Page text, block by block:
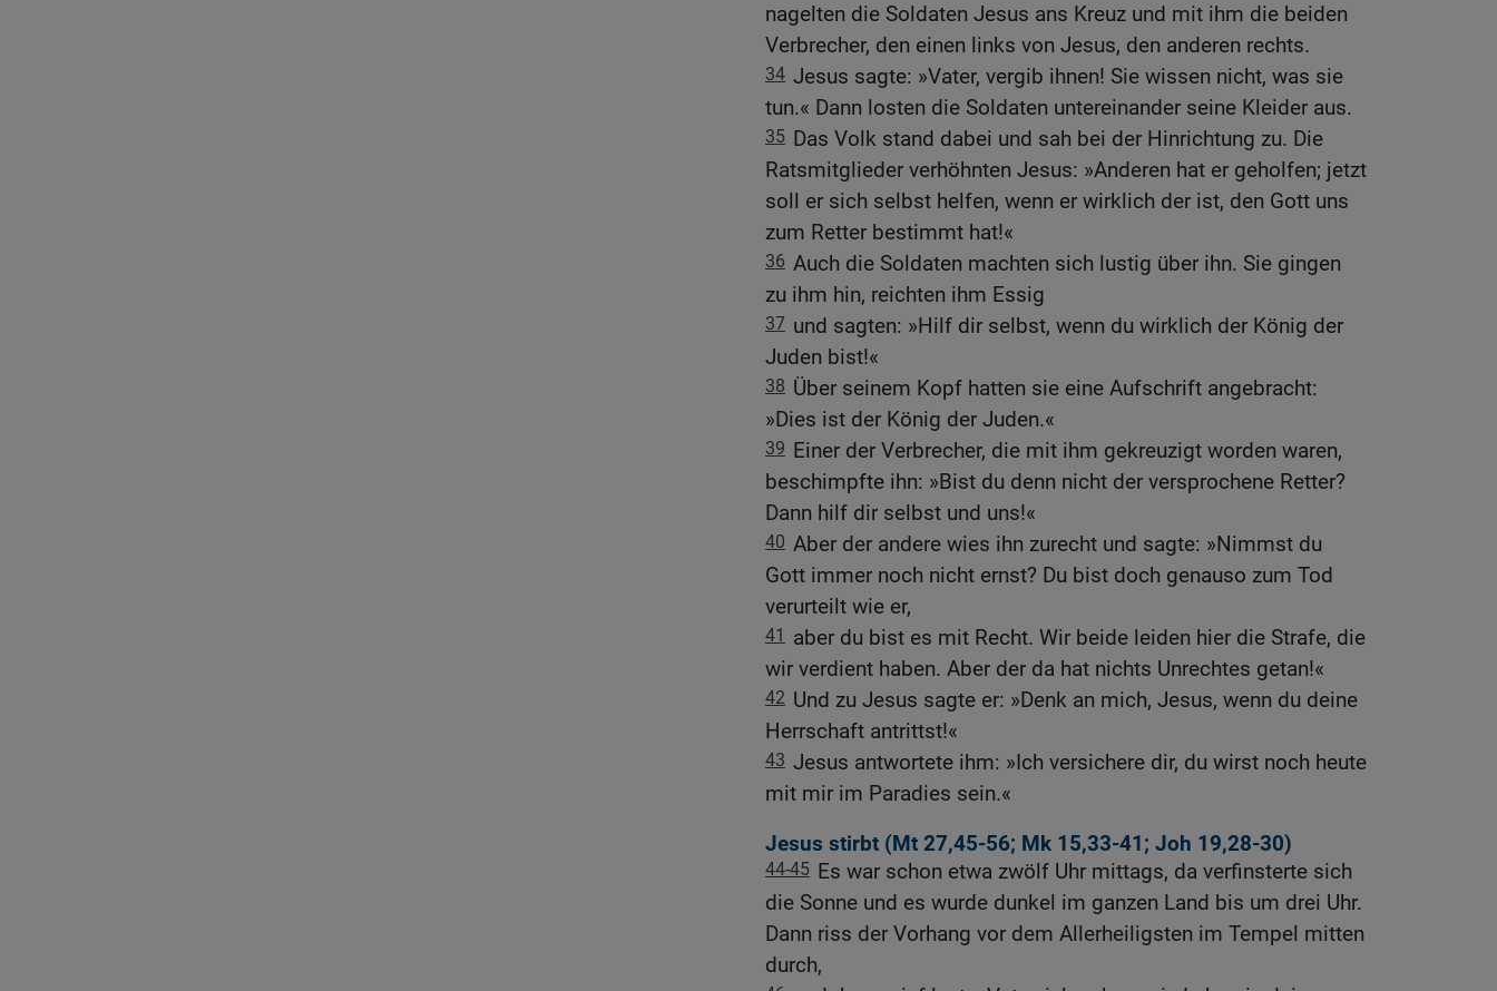
nagelten die Soldaten Jesus ans Kreuz und mit ihm die beiden
Verbrecher, den einen links von Jesus, den anderen rechts.
34 Jesus sagte: »Vater, vergib ihnen! Sie wissen nicht, was sie
tun.« Dann losten die Soldaten untereinander seine Kleider aus.
35 Das Volk stand dabei und sah bei der Hinrichtung zu. Die
Ratsmitglieder verhöhnten Jesus: »Anderen hat er geholfen; jetzt
soll er sich selbst helfen, wenn er wirklich der ist, den Gott uns
zum Retter bestimmt hat!«
36 Auch die Soldaten machten sich lustig über ihn. Sie gingen
zu ihm hin, reichten ihm Essig
37 und sagten: »Hilf dir selbst, wenn du wirklich der König der
Juden bist!«
38 Über seinem Kopf hatten sie eine Aufschrift angebracht:
»Dies ist der König der Juden.«
39 Einer der Verbrecher, die mit ihm gekreuzigt worden waren,
beschimpfte ihn: »Bist du denn nicht der versprochene Retter?
Dann hilf dir selbst und uns!«
40 Aber der andere wies ihn zurecht und sagte: »Nimmst du
Gott immer noch nicht ernst? Du bist doch genauso zum Tod
verurteilt wie er,
41 aber du bist es mit Recht. Wir beide leiden hier die Strafe, die
wir verdient haben. Aber der da hat nichts Unrechtes getan!«
42 Und zu Jesus sagte er: »Denk an mich, Jesus, wenn du deine
Herrschaft antrittst!«
43 Jesus antwortete ihm: »Ich versichere dir, du wirst noch heute
mit mir im Paradies sein.«
Jesus stirbt (Mt 27,45-56; Mk 15,33-41; Joh 19,28-30)
44-45 Es war schon etwa zwölf Uhr mittags, da verfinsterte sich
die Sonne und es wurde dunkel im ganzen Land bis um drei Uhr.
Dann riss der Vorhang vor dem Allerheiligsten im Tempel mitten
durch,